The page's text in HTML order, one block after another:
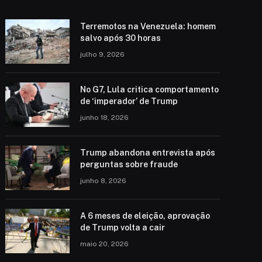
Terremotos na Venezuela: homem
salvo após 30 horas
julho 9, 2026
No G7, Lula critica comportamento
de ‘imperador’ de Trump
junho 18, 2026
Trump abandona entrevista após
perguntas sobre fraude
junho 8, 2026
A 6 meses de eleição, aprovação
de Trump volta a cair
maio 20, 2026